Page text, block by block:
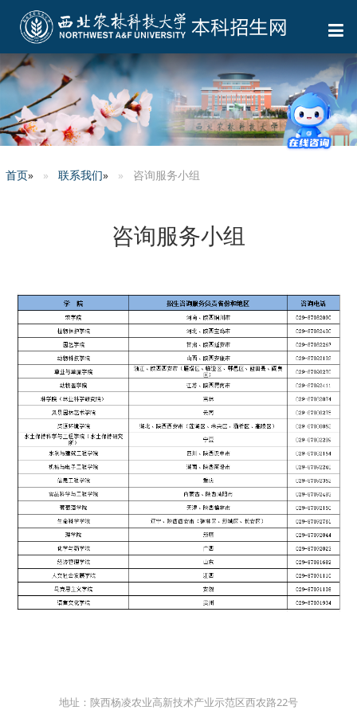
首页» 联系我们» 咨询服务小组
咨询服务小组
地址：陕西杨凌农业高新技术产业示范区西农路22号